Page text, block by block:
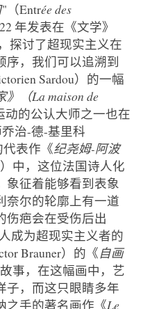
"（Entrée des
年发表在《文学》
探讨了超现实主义在
序，我们可以追溯到
Sardou）的一幅
》（La maison de
的公认大师之一也在
治-德-基里科
代表作《纪尧姆-阿波
中，这位法国诗人化
象征着能够看到表象
奈尔的轮廓上有一道
伤疤会在受伤后出
成为超现实主义者的
Brauner）的《自画
事，在这幅画中，艺
子，而这只眼睛多年
之手的著名画作《Le